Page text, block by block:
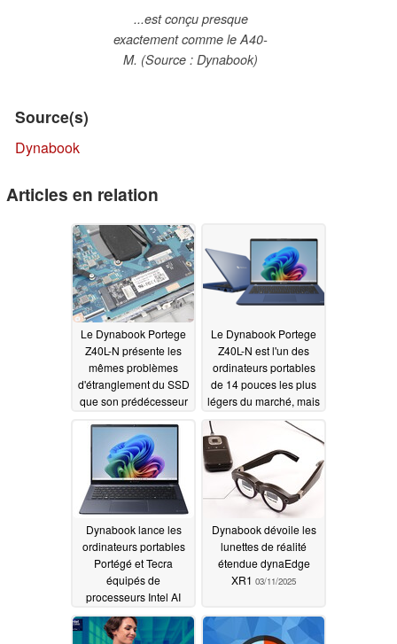
...est conçu presque
exactement comme le A40-
M. (Source : Dynabook)
Source(s)
Dynabook
Articles en relation
Le Dynabook Portege
Z40L-N présente les
mêmes problèmes
d'étranglement du SSD
que son prédécesseur
Le Dynabook Portege
Z40L-N est l'un des
ordinateurs portables
de 14 pouces les plus
légers du marché, mais
il présente quelques
inconvénients
08/01/2025
Dynabook lance les
ordinateurs portables
Portégé et Tecra
équipés de
processeurs Intel AI
05/08/2025
Dynabook dévoile les
lunettes de réalité
étendue dynaEdge
XR1 03/11/2025